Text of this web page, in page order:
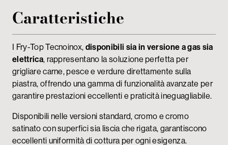
Caratteristiche
I Fry-Top Tecnoinox, disponibili sia in versione a gas sia
elettrica, rappresentano la soluzione perfetta per
grigliare carne, pesce e verdure direttamente sulla
piastra, offrendo una gamma di funzionalità avanzate per
garantire prestazioni eccellenti e praticità ineguagliabile.
Disponibili nelle versioni standard, cromo e cromo
satinato con superfici sia liscia che rigata, garantiscono
eccellenti uniformità di cottura per ogni esigenza.